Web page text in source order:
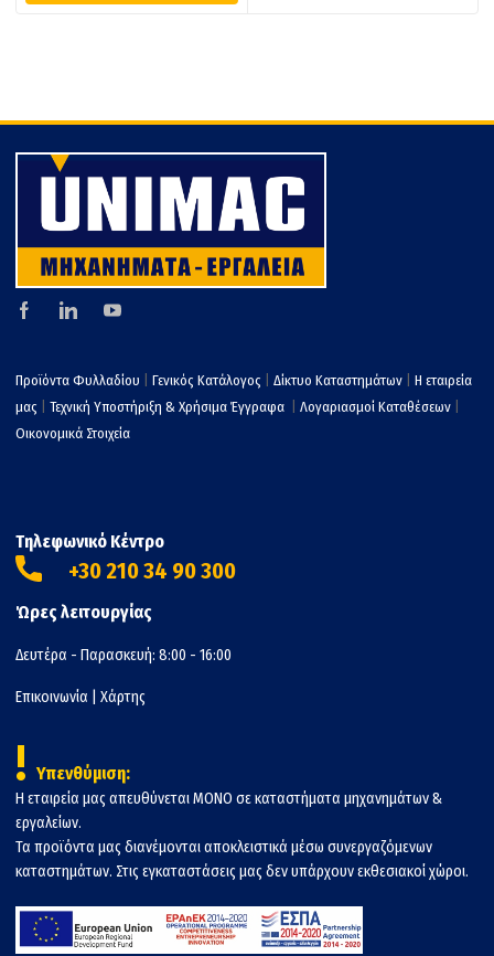
Προϊόντα Φυλλαδίου Γενικός Κατάλογος Δίκτυο Καταστημάτων
Η εταιρεία
μας
Τεχνική Υποστήριξη & Χρήσιμα Έγγραφα Λογαριασμοί Καταθέσεων
Οικονομικά Στοιχεία
Τηλεφωνικό Κέντρο
+30 210 34 90 300
Ώρες λειτουργίας
Δευτέρα - Παρασκευή: 8:00 - 16:00
Επικοινωνία Χάρτης
! Υπενθύμιση:
Η εταιρεία μας απευθύνεται ΜΟΝΟ σε καταστήματα μηχανημάτων &
εργαλείων.
Τα προϊόντα μας διανέμονται αποκλειστικά μέσω συνεργαζόμενων
καταστημάτων. Στις εγκαταστάσεις μας δεν υπάρχουν εκθεσιακοί χώροι.